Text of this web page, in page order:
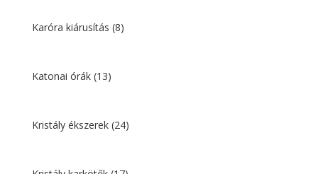
Karóra kiárusítás (8)
Katonai órák (13)
Kristály ékszerek (24)